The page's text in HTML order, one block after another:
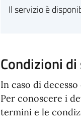
Il servizio è
Condizioni
In caso di
Per conoscere i
termini e le